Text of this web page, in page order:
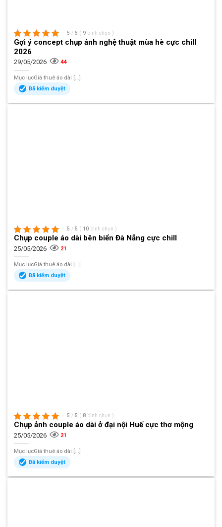
5 / 5 ( 9 bình chọn )
Gợi ý concept chụp ảnh nghệ thuật mùa hè cực chill
2026
29/05/2026 44
Mục lụcGiá thuê áo dài [...]
Đã kiểm duyệt
5 / 5 ( 10 bình chọn )
Chụp couple áo dài bên biển Đà Nẵng cực chill
25/05/2026 21
Mục lụcGiá thuê áo dài [...]
Đã kiểm duyệt
5 / 5 ( 8 bình chọn )
Chụp ảnh couple áo dài ở đại nội Huế cực thơ mộng
25/05/2026 21
Mục lụcGiá thuê áo dài [...]
Đã kiểm duyệt